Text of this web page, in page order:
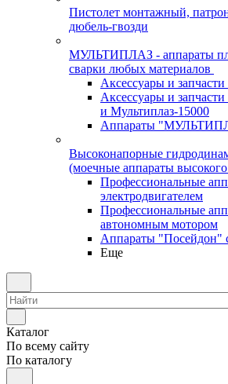
Пистолет монтажный,
дюбель-гвозди
МУЛЬТИПЛАЗ - аппараты
сварки любых материалов
Аксессуары и
Аксессуары и
и Мультиплаз-15000
Аппараты
Высоконапорные
(моечные аппараты
Профессиональные
электродвигателем
Профессиональные
автономным мотором
Аппараты "Посейдон"
Еще
Каталог
По всему сайту
По каталогу